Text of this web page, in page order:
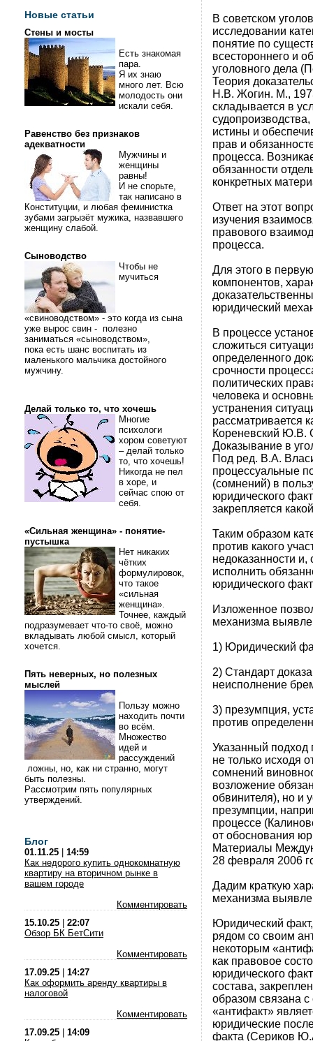
Новые статьи
Стены и мосты
Есть знакомая
пара.
Я их знаю
много лет. Всю
молодость они
искали себя.
Равенство без признаков
адекватности
Мужчины и
женщины
равны!
И не спорьте,
так написано в
Конституции, и любая феминистка
зубами загрызёт мужика, назвавшего
женщину слабой.
Сыноводство
Чтобы не
мучиться
«свиноводством» - это когда из сына
уже вырос свин - полезно
заниматься «сыноводством»,
пока есть шанс воспитать из
маленького мальчика достойного
мужчину.
Делай только то, что хочешь
Многие
психологи
хором советуют
– делай только
то, что хочешь!
Никогда не пел
в хоре, и
сейчас спою от
себя.
«Сильная женщина» - понятие-
пустышка
Нет никаких
чётких
формулировок,
что такое
«сильная
женщина».
Точнее, каждый
подразумевает что-то своё, можно
вкладывать любой смысл, который
хочется.
Пять неверных, но полезных
мыслей
Пользу можно
находить почти
во всём.
Множество
идей и
рассуждений
ложны, но, как ни странно, могут
быть полезны.
Рассмотрим пять популярных
утверждений.
Блог
01.11.25
14:59
Как недорого купить однокомнатную
квартиру на вторичном рынке в
вашем городе
Комментировать
15.10.25
22:07
Обзор БК БетСити
Комментировать
17.09.25
14:27
Как оформить аренду квартиры в
налоговой
Комментировать
17.09.25
14:09
В советском
исследовании
понятие по
всестороннего и
уголовного дела
Теория
Н.В. Жогин. М.,
складывается в
истины и
прав и
процесса.
обязанности
конкретных
Ответ на этот
изучения
правового
процесса.
Для этого в
компонентов,
юридический
В процессе
сложиться
определенного
срочности
политических
человека и
устранения
рассматривается
Кореневский Ю.В.
Доказывание в
Под ред. В.А.
процессуальные
(сомнений) в
юридического
закрепляется
Таким образом
против какого
недоказанности
исполнить
юридического
Изложенное
механизма
1) Юридический
2) Стандарт
неисполнение
3) презумпция,
против
Указанный подход
не только исходя
сомнений
возложение
обвинителя), но и
презумпции,
процессе
от обоснования
Материалы
28 февраля 2006
Дадим краткую
механизма
Юридический
рядом со своим
некоторым
как правовое
юридического
состава,
образом связана
«антифакт»
юридические
факта (Сериков